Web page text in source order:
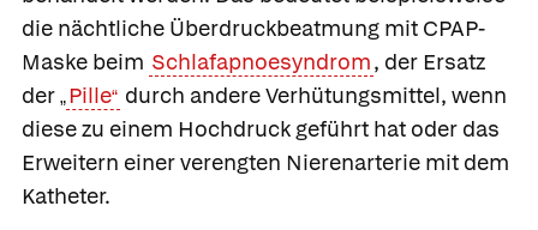
die nächtliche Überdruckbeatmung mit CPAP-
Maske beim Schlafapnoesyndrom, der Ersatz
der „ Pille“ durch andere Verhütungsmittel, wenn
diese zu einem Hochdruck geführt hat oder das
Erweitern einer verengten Nierenarterie mit dem
Katheter.